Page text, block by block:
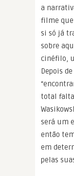
a
filme que
si só já
sobre
cinéfilo,
Depois
total
será um
então
em
pelas